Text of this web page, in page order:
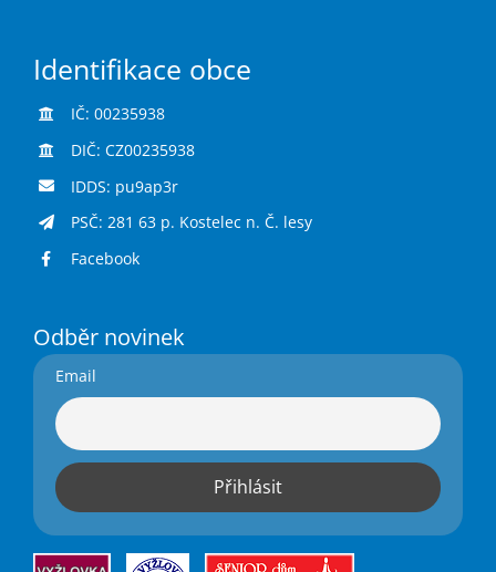
Identifikace obce
IČ: 00235938
DIČ: CZ00235938
IDDS: pu9ap3r
PSČ: 281 63 p. Kostelec n. Č. lesy
Facebook
Odběr novinek
Email